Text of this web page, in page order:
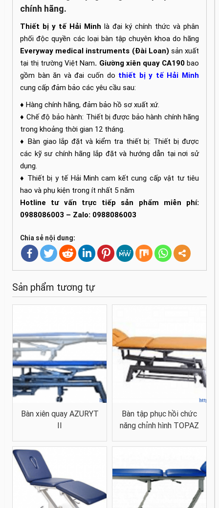
chính hãng.
Thiết bị y tế Hải Minh là đại ký chính thức và phân
phối độc quyền các loại bàn tập chuyên khoa do hãng
Everyway medical instruments (Đài Loan) sản xuất
tại thị trường Việt Nam. Giường xiên quay CA190bao
gồm bàn ăn và đai cuốn do thiết bị y tế Hải Minh
cung cấp đảm bảo các yêu cầu sau:
♦ Hàng chính hãng, đảm bảo hồ sơ xuất xứ.
♦ Chế độ bảo hành: Thiết bị được bảo hành chính hãng
trong khoảng thời gian 12 tháng.
♦ Bàn giao lắp đặt và kiểm tra thiết bị: Thiết bị được
các kỹ sư chính hãng lắp đặt và hướng dẫn tại nơi sử
dụng.
♦ Thiết bị y tế Hải Minh cam kết cung cấp vật tư tiêu
hao và phụ kiện trong ít nhất 5 năm
Hotline tư vấn trực tiếp sản phẩm miễn phí:
0988086003 – Zalo: 0988086003
Chia sẻ nội dung:
Sản phẩm tương tự
Bàn xiên quay AZURYT
II
Bàn tập phục hồi chức
năng chỉnh hình TOPAZ